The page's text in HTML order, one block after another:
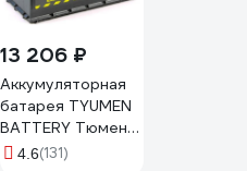
13 206 ₽
Аккумуляторная
батарея TYUMEN
BATTERY Тюмень
standard 6ст
4.6(131)